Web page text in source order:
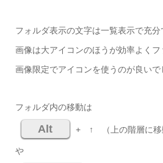
フォルダ表示の文字は一覧表示で充分
画像は大アイコンのほうが効率よくフ
画像限定でアイコンを使うのが良いで
フォルダ内の移動は
Alt + ↑ （上の階層に移
や